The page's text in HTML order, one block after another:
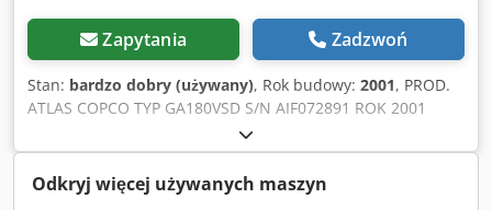
Zapytania Zadzwoń
Stan: bardzo dobry (używany), Rok budowy: 2001, PROD.
ATLAS COPCO TYP GA180VSD S/N AIF072891 ROK 2001
MOC (kW) 181 Dodpfx Aozq An Nog Djkr WYDAJ. (m3/min)
CIS (bar) 12.50 GODZ (DOC/OGÓL) 85719 FALOWNIK tak
WBUD. OSUSZACZ nie WYMIENNIK nie CHŁODZONA
(POW/WODA) powietrze NA ZBIORNIKU nie DOKUMENTY
Odkryj więcej używanych maszyn